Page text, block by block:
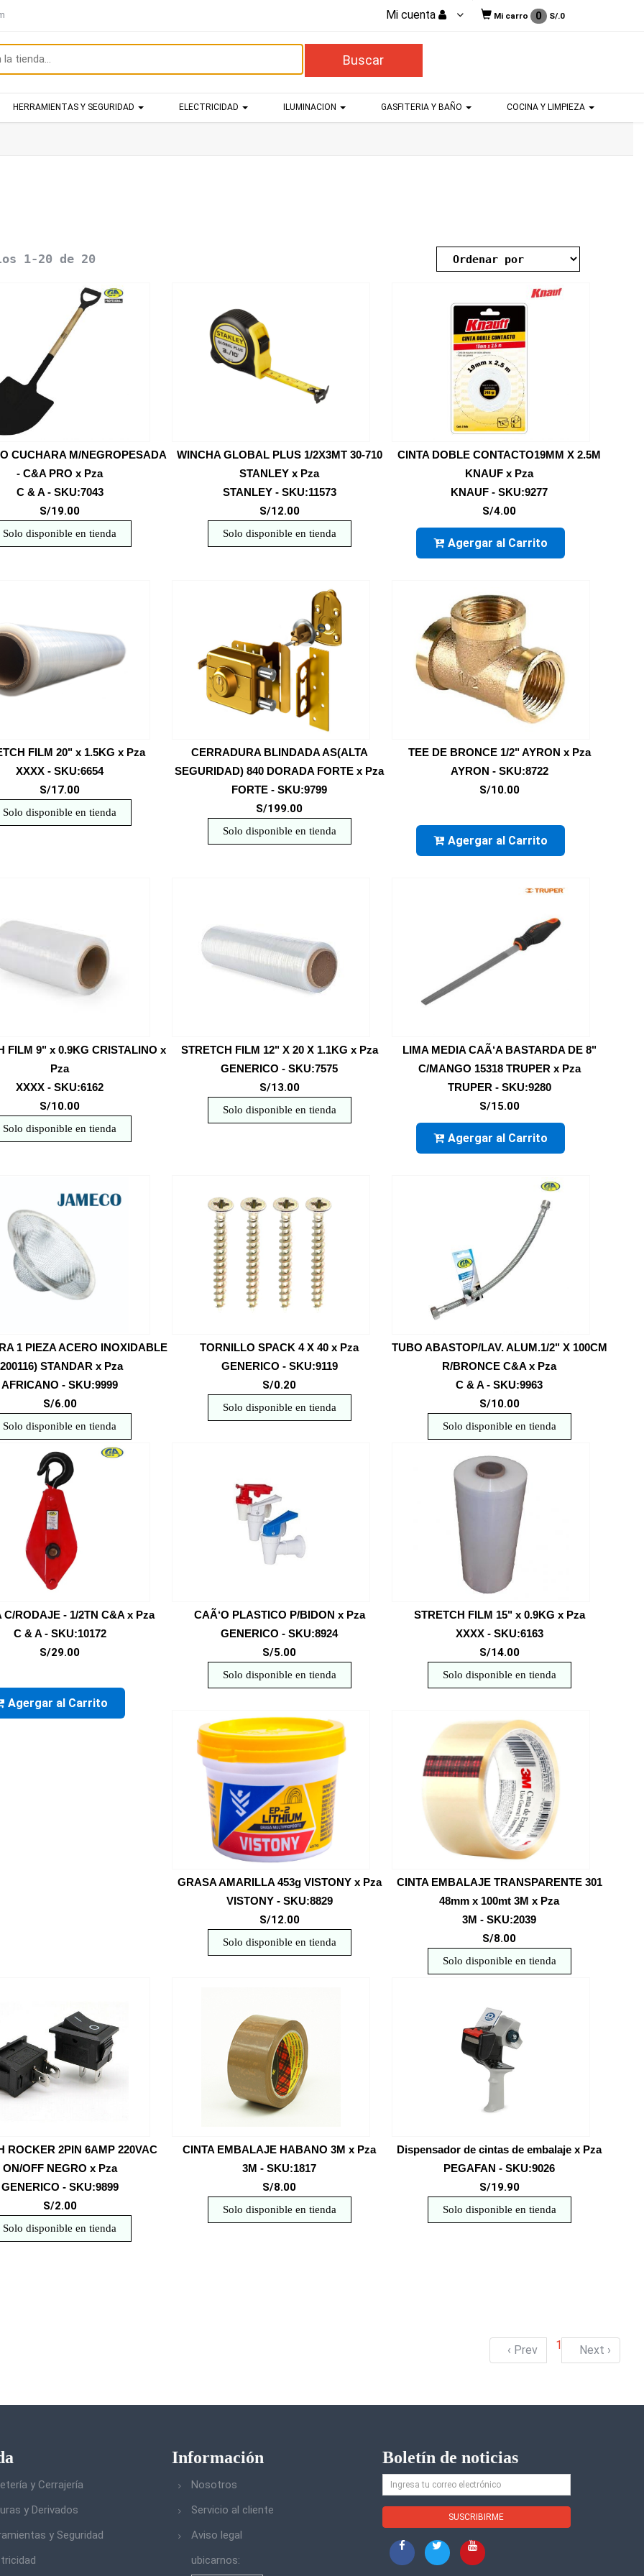
Mi cuenta Mi carro 0 S/.0
HERRAMIENTAS Y SEGURIDAD ELECTRICIDAD ILUMINACION GASFITERIA Y BAÑO COCINA Y LIMPIEZA
1-20 de 20
CUCHARA M/NEGROPESADA
- C&A PRO x Pza
C & A - SKU:7043
S/19.00
Solo disponible en tienda
WINCHA GLOBAL PLUS 1/2X3MT 30-710
STANLEY x Pza
STANLEY - SKU:11573
S/12.00
Solo disponible en tienda
CINTA DOBLE CONTACTO19MM X 2.5M
KNAUF x Pza
KNAUF - SKU:9277
S/4.00
Agergar al Carrito
FILM 20" x 1.5KG x Pza
XXXX - SKU:6654
S/17.00
Solo disponible en tienda
CERRADURA BLINDADA AS(ALTA
SEGURIDAD) 840 DORADA FORTE x Pza
FORTE - SKU:9799
S/199.00
Solo disponible en tienda
TEE DE BRONCE 1/2" AYRON x Pza
AYRON - SKU:8722
S/10.00
Agergar al Carrito
FILM 9" x 0.9KG CRISTALINO x
Pza
XXXX - SKU:6162
S/10.00
Solo disponible en tienda
STRETCH FILM 12" X 20 X 1.1KG x Pza
GENERICO - SKU:7575
S/13.00
Solo disponible en tienda
LIMA MEDIA CAÃ‘A BASTARDA DE 8"
C/MANGO 15318 TRUPER x Pza
TRUPER - SKU:9280
S/15.00
Agergar al Carrito
1 PIEZA ACERO INOXIDABLE
STANDAR x Pza
AFRICANO - SKU:9999
S/6.00
Solo disponible en tienda
TORNILLO SPACK 4 X 40 x Pza
GENERICO - SKU:9119
S/0.20
Solo disponible en tienda
TUBO ABASTOP/LAV. ALUM.1/2" X 100CM
R/BRONCE C&A x Pza
C & A - SKU:9963
S/10.00
Solo disponible en tienda
C/RODAJE - 1/2TN C&A x Pza
C & A - SKU:10172
S/29.00
Agergar al Carrito
CAÃ‘O PLASTICO P/BIDON x Pza
GENERICO - SKU:8924
S/5.00
Solo disponible en tienda
STRETCH FILM 15" x 0.9KG x Pza
XXXX - SKU:6163
S/14.00
Solo disponible en tienda
GRASA AMARILLA 453g VISTONY x Pza
VISTONY - SKU:8829
S/12.00
Solo disponible en tienda
CINTA EMBALAJE TRANSPARENTE 301
48mm x 100mt 3M x Pza
3M - SKU:2039
S/8.00
Solo disponible en tienda
ROCKER 2PIN 6AMP 220VAC
ON/OFF NEGRO x Pza
GENERICO - SKU:9899
S/2.00
Solo disponible en tienda
CINTA EMBALAJE HABANO 3M x Pza
3M - SKU:1817
S/8.00
Solo disponible en tienda
Dispensador de cintas de embalaje x Pza
PEGAFAN - SKU:9026
S/19.90
Solo disponible en tienda
‹ Prev 1 Next ›
y Cerrajería
y Derivados
y Seguridad
Información
Nosotros
Servicio al cliente
Aviso legal
ubicarnos:
Boletín de noticias